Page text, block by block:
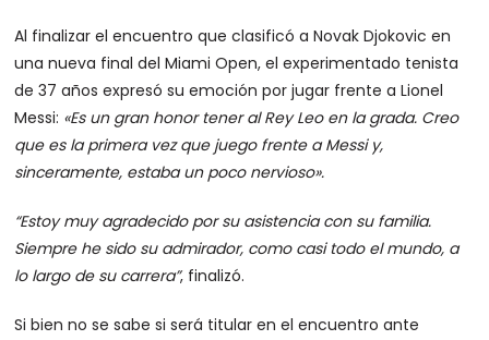
Al finalizar el encuentro que clasificó a Novak Djokovic en
una nueva final del Miami Open, el experimentado tenista
de 37 años expresó su emoción por jugar frente a Lionel
Messi: «Es un gran honor tener al Rey Leo en la grada. Creo
que es la primera vez que juego frente a Messi y,
sinceramente, estaba un poco nervioso».
“Estoy muy agradecido por su asistencia con su familia.
Siempre he sido su admirador, como casi todo el mundo, a
lo largo de su carrera”, finalizó.
Si bien no se sabe si será titular en el encuentro ante